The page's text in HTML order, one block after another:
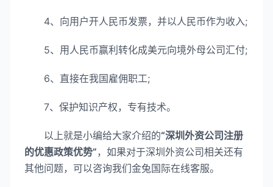
4、向用户开人民币发票，并以人民币作为收入;
5、用人民币赢利转化成美元向境外母公司汇付;
6、直接在我国雇佣职工;
7、保护知识产权，专有技术。
以上就是小编给大家介绍的“深圳外资公司注册
的优惠政策优势”，如果对于深圳外资公司相关还有
其他问题，可以咨询我们金兔国际在线客服。